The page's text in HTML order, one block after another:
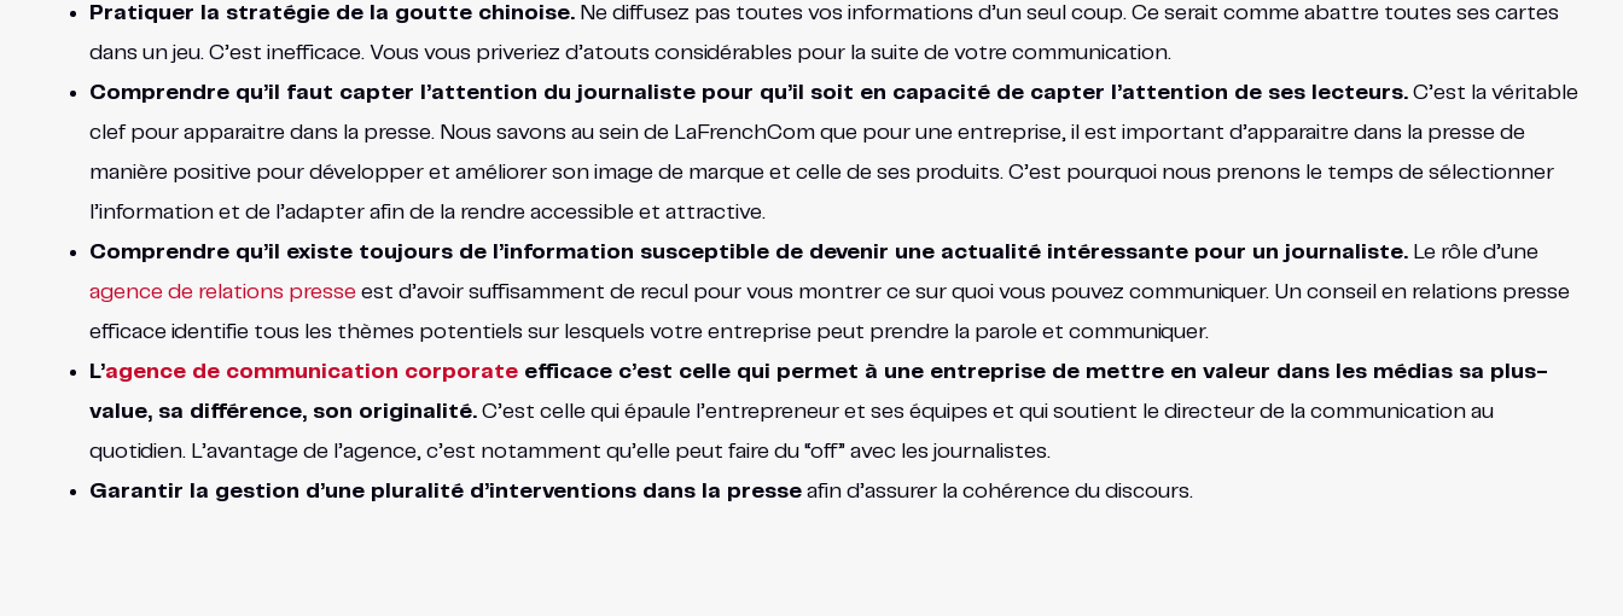
Pratiquer la stratégie de la goutte chinoise.Ne diffusez pas toutes vos informations d’un seul coup. Ce serait comme abattre toutes ses cartes
dans un jeu. C’est inefficace. Vous vous priveriez d’atouts considérables pour la suite de votre communication.
Comprendre qu’il faut capter l’attention du journaliste pour qu’il soit en capacité de capter l’attention de ses lecteurs.C’est la véritable
clef pour apparaitre dans la presse. Nous savons au sein de LaFrenchCom que pour une entreprise, il est important d’apparaitre dans la presse de
manière positive pour développer et améliorer son image de marque et celle de ses produits. C’est pourquoi nous prenons le temps de sélectionner
l’information et de l’adapter afin de la rendre accessible et attractive.
Comprendre qu’il existe toujours de l’information susceptible de devenir une actualité intéressante pour un journaliste.Le rôle d’une
agence de relations presseest d’avoir suffisamment de recul pour vous montrer ce sur quoi vous pouvez communiquer. Un conseil en relations presse
efficace identifie tous les thèmes potentiels sur lesquels votre entreprise peut prendre la parole et communiquer.
L’agence de communication corporateefficace c’est celle qui permet à une entreprise de mettre en valeur dans les médias sa plus-
value, sa différence, son originalité.C’est celle qui épaule l’entrepreneur et ses équipes et qui soutient le directeur de la communication au
quotidien. L’avantage de l’agence, c’est notamment qu’elle peut faire du “off” avec les journalistes.
Garantir la gestion d’une pluralité d’interventions dans la presseafin d’assurer la cohérence du discours.